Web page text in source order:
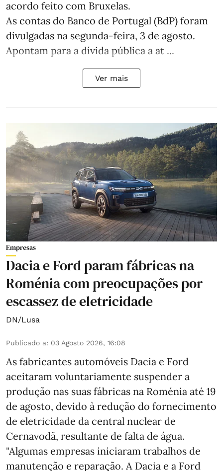
acordo feito com Bruxelas.
As contas do Banco de Portugal (BdP) foram
divulgadas na segunda-feira, 3 de agosto.
Apontam para a dívida pública a at ...
Ver mais
Empresas
Dacia e Ford param fábricas na
Roménia com preocupações por
escassez de eletricidade
DN/Lusa
Publicado a: 03 Agosto 2026, 16:08
As fabricantes automóveis Dacia e Ford
aceitaram voluntariamente suspender a
produção nas suas fábricas na Roménia até 19
de agosto, devido à redução do fornecimento
de eletricidade da central nuclear de
Cernavodă, resultante de falta de água.
"Algumas empresas iniciaram trabalhos de
manutenção e reparação. A Dacia e a Ford